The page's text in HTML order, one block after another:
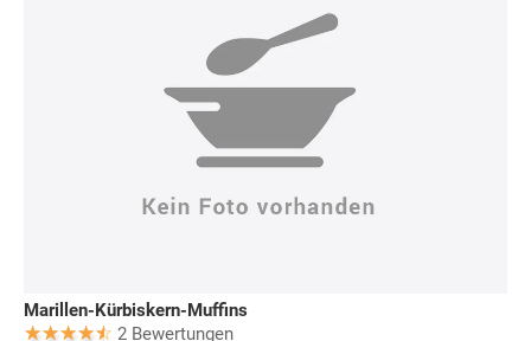
Marillen-Kürbiskern-Muffins
2 Bewertungen